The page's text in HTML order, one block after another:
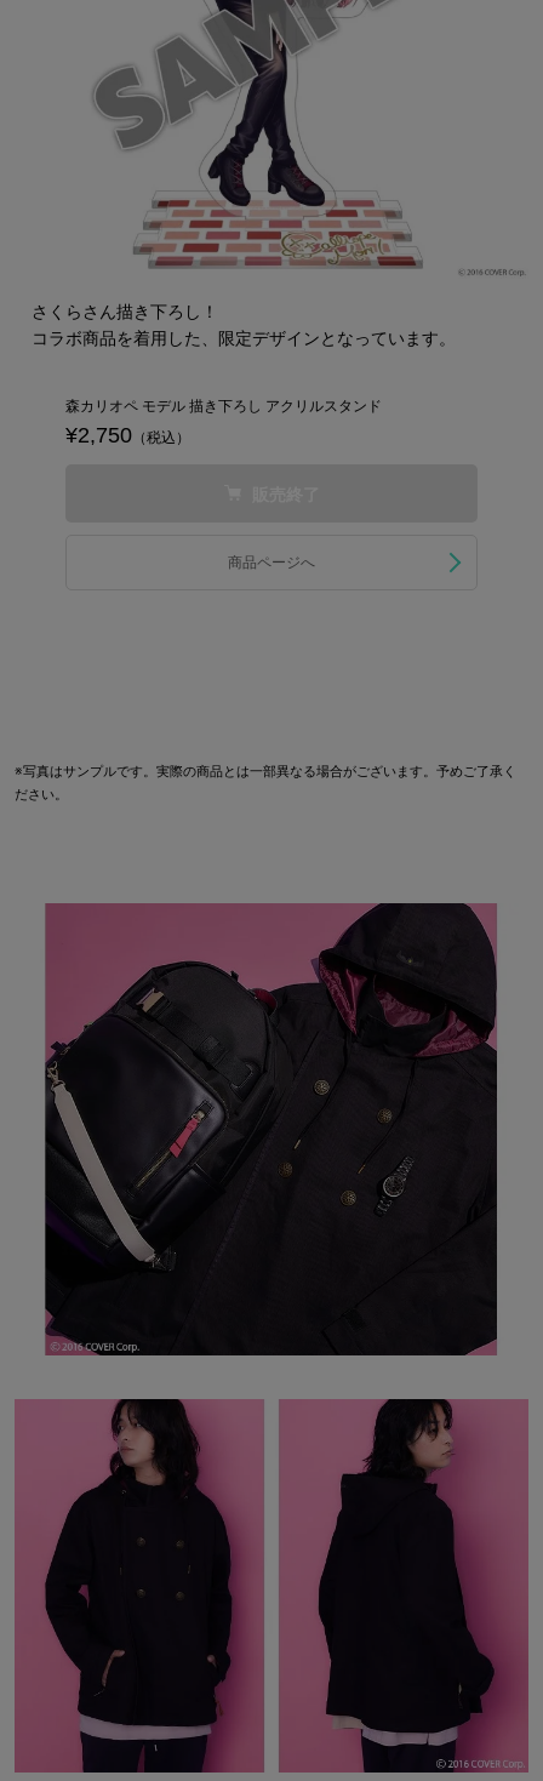
さくらさん描き下ろし！
コラボ商品を着用した、限定デザインとなっています。
森カリオペ モデル 描き下ろし アクリルスタンド
¥2,750 （税込）
商品ページへ
※写真はサンプルです。実際の商品とは一部異なる場合がございます。予めご了承く
ださい。